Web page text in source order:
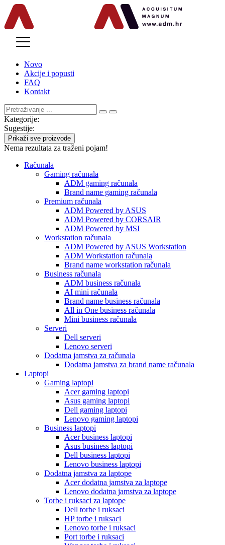
Novo
Akcije i popusti
FAQ
Kontakt
Kategorije:
Sugestije:
Prikaži sve proizvode
Nema rezultata za traženi pojam!
Računala
Gaming računala
ADM gaming računala
Brand name gaming računala
Premium računala
ADM Powered by ASUS
ADM Powered by CORSAIR
ADM Powered by MSI
Workstation računala
ADM Powered by ASUS Workstation
ADM Workstation računala
Brand name workstation računala
Business računala
ADM business računala
AI mini računala
Brand name business računala
All in One business računala
Mini business računala
Serveri
Dell serveri
Lenovo serveri
Dodatna jamstva za računala
Dodatna jamstva za brand name računala
Laptopi
Gaming laptopi
Acer gaming laptopi
Asus gaming laptopi
Dell gaming laptopi
Lenovo gaming laptopi
Business laptopi
Acer business laptopi
Asus business laptopi
Dell business laptopi
Lenovo business laptopi
Dodatna jamstva za laptope
Acer dodatna jamstva za laptope
Lenovo dodatna jamstva za laptope
Torbe i ruksaci za laptope
Dell torbe i ruksaci
HP torbe i ruksaci
Lenovo torbe i ruksaci
Port torbe i ruksaci